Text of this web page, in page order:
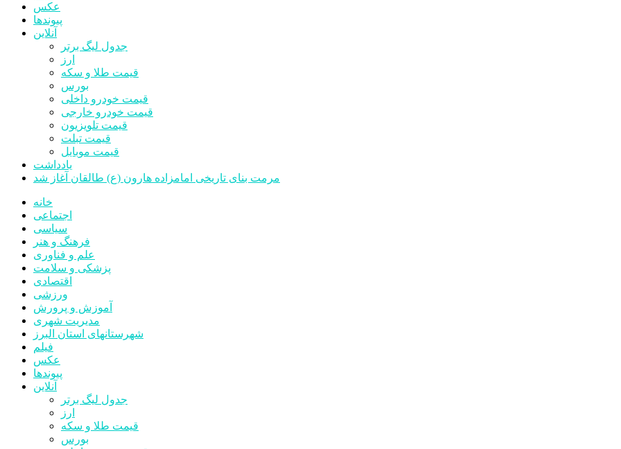
عکس
پیوندها
آنلاین
جدول لیگ برتر
ارز
قیمت طلا و سکه
بورس
قیمت خودرو داخلی
قیمت خودرو خارجی
قیمت تلویزیون
قیمت تبلت
قیمت موبایل
یادداشت
مرمت بنای تاریخی امامزاده هارون (ع) طالقان آغاز شد
خانه
اجتماعی
سیاسی
فرهنگ و هنر
علم و فناوری
پزشکی و سلامت
اقتصادی
ورزشی
آموزش و پرورش
مدیریت شهری
شهرستانهای استان البرز
فیلم
عکس
پیوندها
آنلاین
جدول لیگ برتر
ارز
قیمت طلا و سکه
بورس